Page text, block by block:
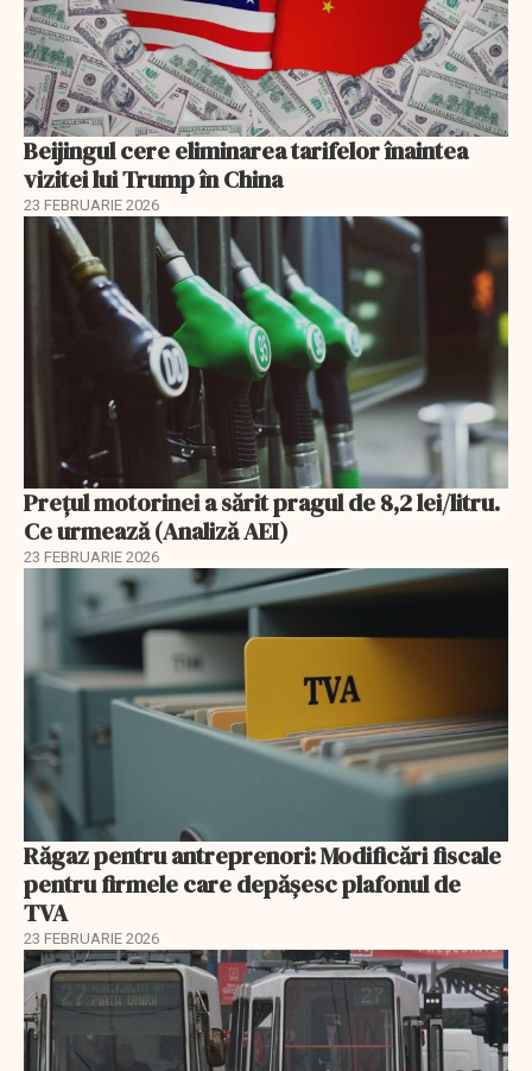
Beijingul cere eliminarea tarifelor înaintea
vizitei lui Trump în China
23 FEBRUARIE 2026
Prețul motorinei a sărit pragul de 8,2 lei/litru.
Ce urmează (Analiză AEI)
23 FEBRUARIE 2026
Răgaz pentru antreprenori: Modificări fiscale
pentru firmele care depășesc plafonul de
TVA
23 FEBRUARIE 2026
EXCLUSIV